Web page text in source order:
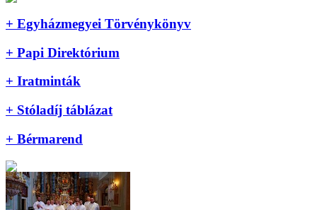
+ Egyházmegyei Törvénykönyv
+ Papi Direktórium
+ Iratminták
+ Stóladíj táblázat
+ Bérmarend